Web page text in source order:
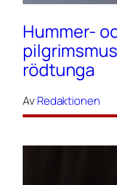
Hummer-
rödtunga
AvRedaktionen